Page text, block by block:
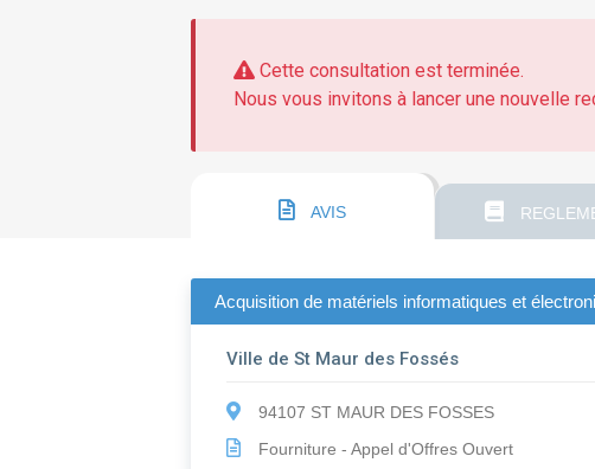
Cette consultation est terminée.
Nous vous invitons à lancer une nouvelle
AVIS
Acquisition de matériels informatiques et
Ville de St Maur des Fossés
94107 ST MAUR DES FOSSES
Fourniture - Appel d'Offres Ouvert